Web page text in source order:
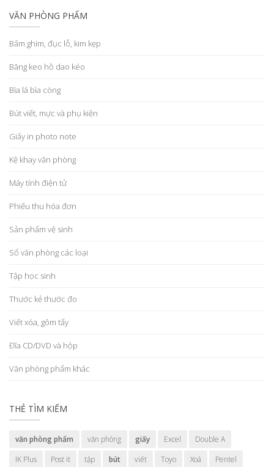
VĂN PHÒNG PHẨM
Bấm ghim, đục lỗ, kim kẹp
Băng keo hồ dao kéo
Bìa lá bìa còng
Bút viết, mực và phụ kiện
Giấy in photo note
Kệ khay văn phòng
Máy tính điện tử
Phiếu thu hóa đơn
Sản phẩm vệ sinh
Sổ văn phòng các loại
Tập học sinh
Thước kẻ thước đo
Viết xóa, gôm tẩy
Đĩa CD/DVD và hộp
Văn phòng phẩm khác
THẺ TÌM KIẾM
văn phòng phẩm văn phòng giấy Excel
Double A
IK Plus
Post it tập bút viết Toyo Xoá
Pentel